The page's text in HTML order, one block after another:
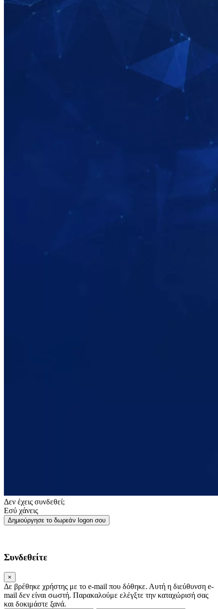
Δεν έχεις συνδεθεί;
Εσύ χάνεις
Δημιούργησε το δωρεάν logon σου
Συνδεθείτε
×
Δε βρέθηκε χρήστης με το e-mail που δόθηκε. Αυτή η διεύθυνση e-
mail δεν είναι σωστή. Παρακαλούμε ελέγξτε την καταχώρισή σας
και δοκιμάστε ξανά.